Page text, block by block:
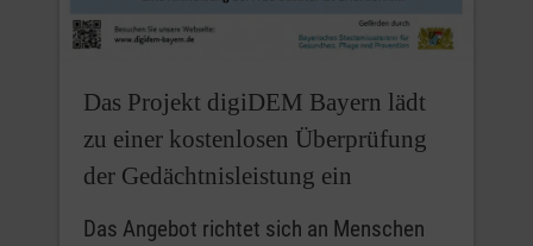
Das Projekt digiDEM Bayern lädt
zu einer kostenlosen Überprüfung
der Gedächtnisleistung ein
Das Angebot richtet sich an Menschen